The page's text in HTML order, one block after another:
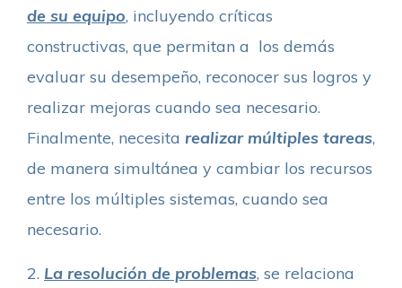
de su equipo, incluyendo críticas
constructivas, que permitan a los demás
evaluar su desempeño, reconocer sus logros y
realizar mejoras cuando sea necesario.
Finalmente, necesita realizar múltiples tareas,
de manera simultánea y cambiar los recursos
entre los múltiples sistemas, cuando sea
necesario.
2. La resolución de problemas, se relaciona